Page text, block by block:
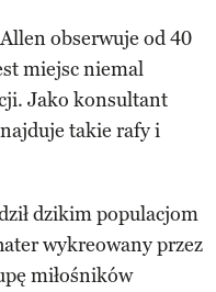
obserwuje od 40
miejsc niemal
Jako konsultant
takie rafy i
dzikim populacjom
wykreowany przez
miłośników